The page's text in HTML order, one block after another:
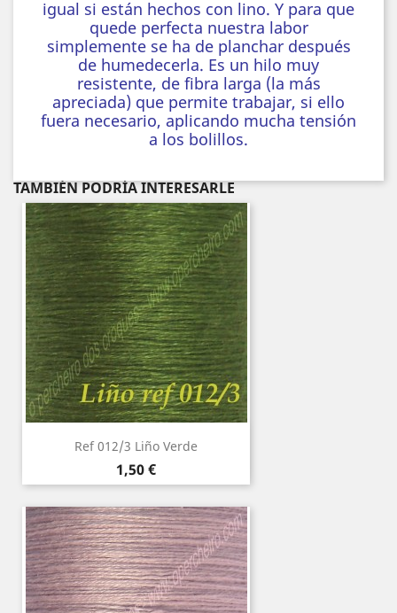
igual si están hechos con lino. Y para que
quede perfecta nuestra labor
simplemente se ha de planchar después
de humedecerla. Es un hilo muy
resistente, de fibra larga (la más
apreciada) que permite trabajar, si ello
fuera necesario, aplicando mucha tensión
a los bolillos.
TAMBIÉN PODRÍA INTERESARLE
Ref 012/3 Liño Verde
Precio
1,50 €